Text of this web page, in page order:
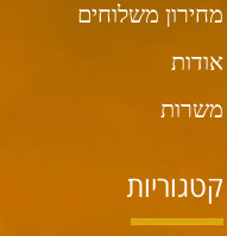
מחירון משלוחים
אודות
משרות
קטגוריות